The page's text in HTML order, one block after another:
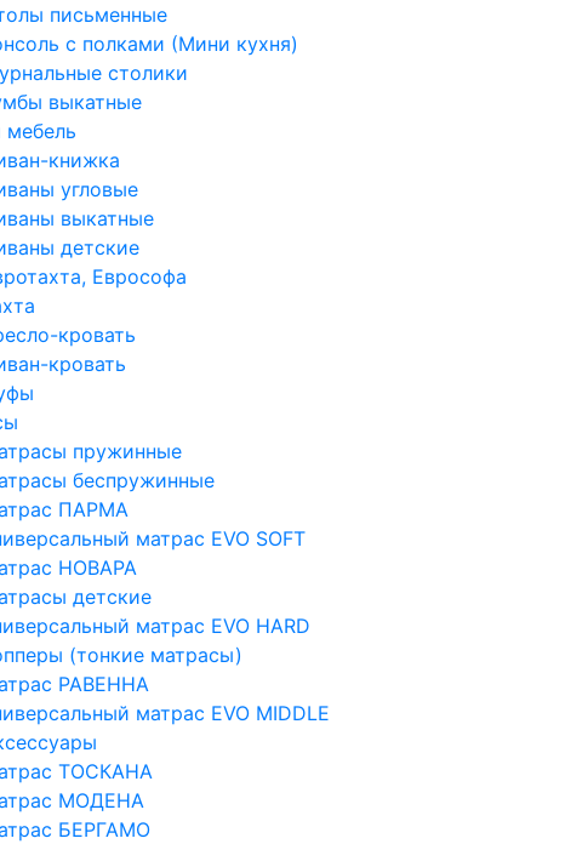
письменные
с полками (Мини кухня)
столики
выкатные
мебель
книжка
угловые
выкатные
детские
Еврософа
кровать
кровать
пружинные
беспружинные
ПАРМА
матрас EVO SOFT
НОВАРА
детские
матрас EVO HARD
(тонкие матрасы)
РАВЕННА
матрас EVO MIDDLE
ТОСКАНА
МОДЕНА
БЕРГАМО